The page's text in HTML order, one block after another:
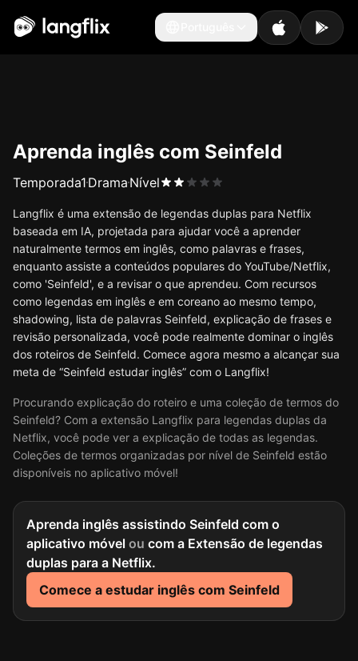
Português
Aprenda inglês com Seinfeld
Temporada1 Drama Nível
Langflix é uma extensão de legendas duplas para Netflix
baseada em IA, projetada para ajudar você a aprender
naturalmente termos em inglês, como palavras e frases,
enquanto assiste a conteúdos populares do YouTube/Netflix,
como 'Seinfeld', e a revisar o que aprendeu. Com recursos
como legendas em inglês e em coreano ao mesmo tempo,
shadowing, lista de palavras Seinfeld, explicação de frases e
revisão personalizada, você pode realmente dominar o inglês
dos roteiros de Seinfeld. Comece agora mesmo a alcançar sua
meta de “Seinfeld estudar inglês” com o Langflix!
Procurando explicação do roteiro e uma coleção de termos do
Seinfeld? Com a extensão Langflix para legendas duplas da
Netflix, você pode ver a explicação de todas as legendas.
Coleções de termos organizadas por nível de Seinfeld estão
disponíveis no aplicativo móvel!
Aprenda inglês assistindo Seinfeld com o
aplicativo móvel ou com a Extensão de legendas
duplas para a Netflix.
Comece a estudar inglês com Seinfeld